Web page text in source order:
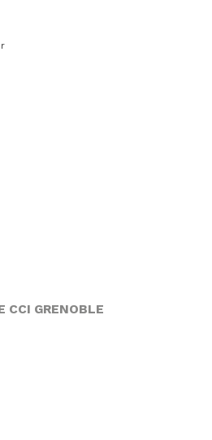
CCI GRENOBLE